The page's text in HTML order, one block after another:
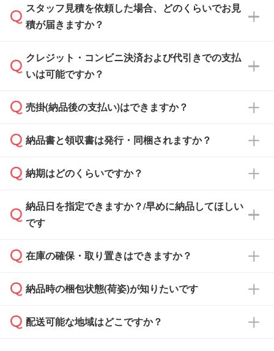
可能です。見積・注文フォームにて『ゲストの
まま進む』ボタンからお進みのうえ、ご依頼く
スタッフ見積を依頼した場合、どのくらいでお見
積が届きますか？
通常、翌営業日までにお送りしております。混
雑状況によっては、お時間をいただくこともご
依頼いただいた場合は、翌営業日以降のご連絡
クレジット・コンビニ決済および代引きでの支払
いは可能ですか？
銀行振込のみのご対応となります。
売掛(納品後の支払い)はできますか？
基本的には先入金をお願いしておりますが、自
どの場合は、月末締め翌月末払いに対応可能で
また、卒業・卒園記念品で対策委員会や個人様
校や幼稚園・保育園であれば、同様の条件でご
ご希望の際は担当スタッフまでお気軽にご相談
ください。
納品書と領収書は発行・同梱されますか？
納品書・領収書は ご依頼をいただいた場合の
ず、通常はPDFデータをメール添付でお送りし
ます。
たは注文フォームの『ご注文に関する備考欄』
納期はどのくらいですか？
・印刷する場合(500個程度)
ご入金、イメージ画像の校了から約2週間～2
ご入金確認後、1～2営業日で出荷いたしま
納品日を指定できますか？/早めに納品してほしい
です
ご希望の納期がある場合は、お問い合わせ・お
い。
応が可能かご案内いたします。
在庫の確保・取り置きはできますか？
ご入金確認後に在庫を確保し、注文確定のご連
はできかねますので予めご了承ください。
納品時の梱包状態(荷姿)が知りたいです
商品によって異なります。各ページにある商品
配送可能な地域はどこですか？